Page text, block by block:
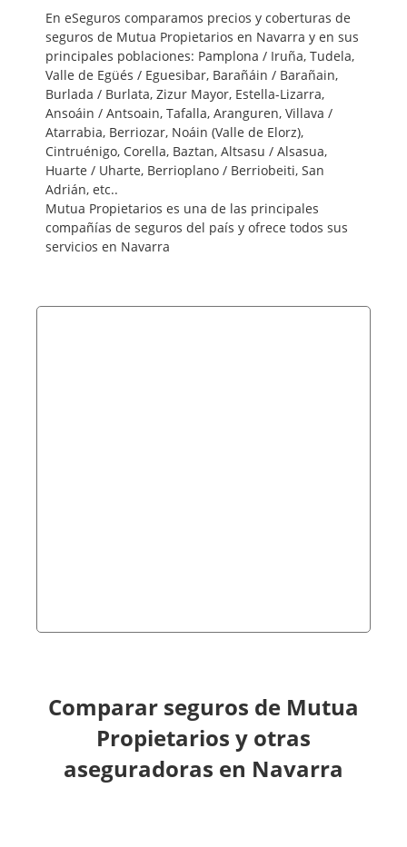
En eSeguros comparamos precios y coberturas de
seguros de Mutua Propietarios en Navarra y en sus
principales poblaciones: Pamplona / Iruña, Tudela,
Valle de Egüés / Eguesibar, Barañáin / Barañain,
Burlada / Burlata, Zizur Mayor, Estella-Lizarra,
Ansoáin / Antsoain, Tafalla, Aranguren, Villava /
Atarrabia, Berriozar, Noáin (Valle de Elorz),
Cintruénigo, Corella, Baztan, Altsasu / Alsasua,
Huarte / Uharte, Berrioplano / Berriobeiti, San
Adrián, etc..
Mutua Propietarios es una de las principales
compañías de seguros del país y ofrece todos sus
servicios en Navarra
Comparar seguros de Mutua
Propietarios y otras
aseguradoras en Navarra